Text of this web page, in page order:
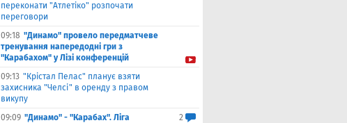
переконати "Атлетіко" розпочати
переговори
09:18 "Динамо" провело передматчеве
тренування напередодні гри з
"Карабахом" у Лізі конференцій
09:13 "Крістал Пелас" планує взяти
захисника "Челсі" в оренду з правом
викупу
09:09 "Динамо" - "Карабах". Ліга
2